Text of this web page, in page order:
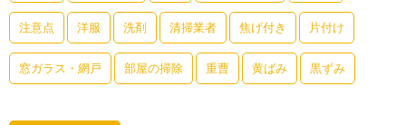
注意点 洋服 洗剤 清掃業者 焦げ付き 片付け
窓ガラス・網戸 部屋の掃除 重曹 黄ばみ 黒ずみ